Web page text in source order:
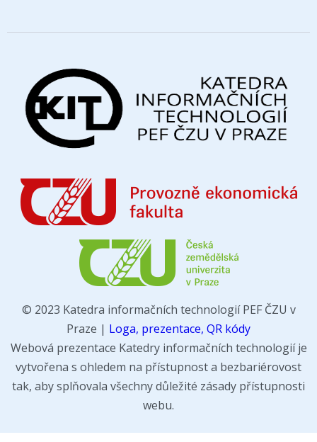
© 2023 Katedra informačních technologií PEF ČZU v
Praze | Loga, prezentace, QR kódy
Webová prezentace Katedry informačních technologií je
vytvořena s ohledem na přístupnost a bezbariérovost
tak, aby splňovala všechny důležité zásady přístupnosti
webu.